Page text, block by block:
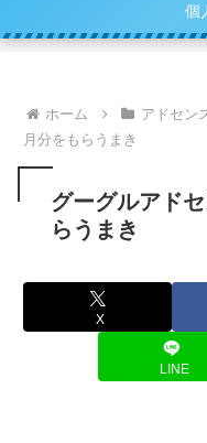
個
ホーム アドセン
月分をもらうまき
グーグルアド
らうまき
X
LINE